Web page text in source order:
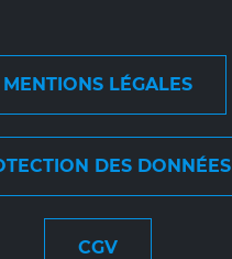
MENTIONS LÉGALES
DES DONNÉES
CGV